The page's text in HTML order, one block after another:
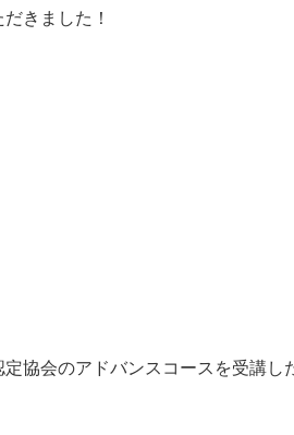
きました！
協会のアドバンスコースを受講し